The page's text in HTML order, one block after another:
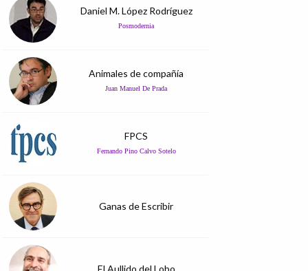
Daniel M. López Rodríguez
Posmodernia
Animales de compañía
Juan Manuel De Prada
FPCS
Fernando Pino Calvo Sotelo
Ganas de Escribir
El Aullido del Lobo